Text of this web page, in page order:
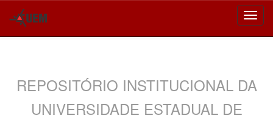
REPOSITÓRIO INSTITUCIONAL DA
UNIVERSIDADE ESTADUAL DE